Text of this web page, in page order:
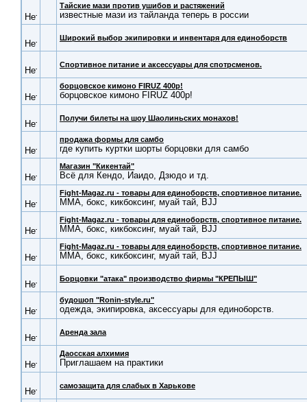
Тайские мази против ушибов и растяжений
известные мази из тайланда теперь в россии
Широкий выбор экипировки и инвентаря для единоборств
Cпортивное питание и аксессуары для спотрсменов.
борцовское кимоно FIRUZ 400р!
борцовское кимоно FIRUZ 400р!
Получи билеты на шоу Шаолиньских монахов!
продажа формы для самбо
где купить куртки шорты борцовки для самбо
Магазин "Кикентай"
Всё для Кендо, Иаидо, Дзюдо и тд.
Fight-Magaz.ru - товары для единоборств, спортивное питание.
ММА, бокс, кикбоксинг, муай тай, BJJ
Fight-Magaz.ru - товары для единоборств, спортивное питание.
ММА, бокс, кикбоксинг, муай тай, BJJ
Fight-Magaz.ru - товары для единоборств, спортивное питание.
ММА, бокс, кикбоксинг, муай тай, BJJ
Борцовки "атака" производство фирмы "КРЕПЫШ"
будошоп "Ronin-style.ru"
одежда, экипировка, аксессуары для единоборств.
Аренда зала
Даосская алхимия
Приглашаем на практики
самозащита для слабых в Харькове